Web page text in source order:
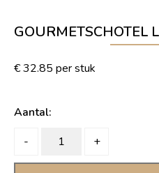
GOURMETSCHOTEL
€32.85 per stuk
Aantal:
-
Gourmetschotel
+